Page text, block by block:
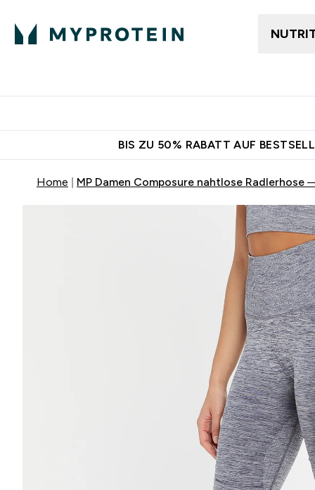
BIS ZU 50% RABATT AUF
Home MP Damen Composure nahtlose Radlerhose